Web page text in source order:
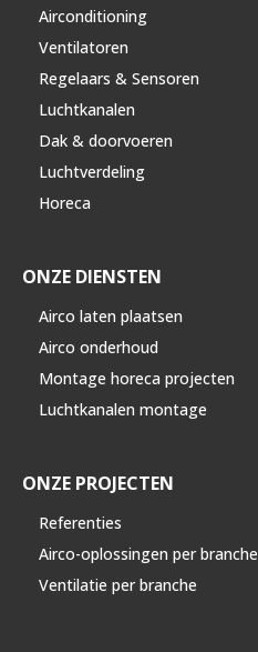
Airconditioning
Ventilatoren
Regelaars & Sensoren
Luchtkanalen
Dak & doorvoeren
Luchtverdeling
Horeca
ONZE DIENSTEN
Airco laten plaatsen
Airco onderhoud
Montage horeca projecten
Luchtkanalen montage
ONZE PROJECTEN
Referenties
Airco-oplossingen per branche
Ventilatie per branche